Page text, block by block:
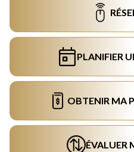
PLANIFIER
OBTENIR MA
ÉVALUER